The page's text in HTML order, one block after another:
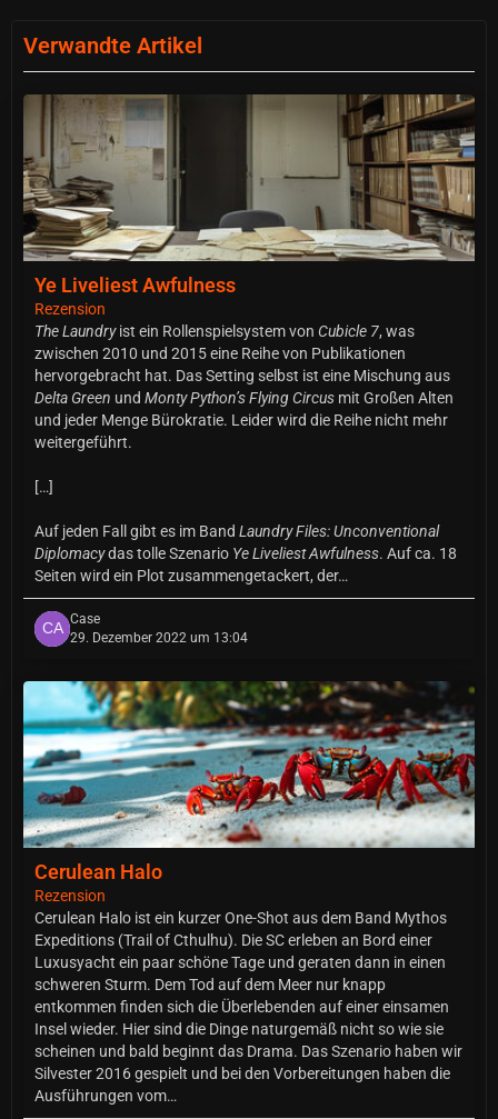
Verwandte Artikel
Ye Liveliest Awfulness
Rezension
The Laundryist ein Rollenspielsystem von Cubicle 7, was
zwischen 2010 und 2015 eine Reihe von Publikationen
hervorgebracht hat. Das Setting selbst ist eine Mischung aus
Delta Green und Monty Python’s Flying Circus mit Großen Alten
und jeder Menge Bürokratie. Leider wird die Reihe nicht mehr
weitergeführt.
[…]
Auf jeden Fall gibt es im Band Laundry Files: Unconventional
Diplomacydas tolle Szenario Ye Liveliest Awfulness. Auf ca. 18
Seiten wird ein Plot zusammengetackert, der…
Case
29. Dezember 2022 um 13:04
Cerulean Halo
Rezension
Cerulean Halo ist ein kurzer One-Shot aus dem Band Mythos
Expeditions (Trail of Cthulhu). Die SC erleben an Bord einer
Luxusyacht ein paar schöne Tage und geraten dann in einen
schweren Sturm. Dem Tod auf dem Meer nur knapp
entkommen finden sich die Überlebenden auf einer einsamen
Insel wieder. Hier sind die Dinge naturgemäß nicht so wie sie
scheinen und bald beginnt das Drama. Das Szenario haben wir
Silvester 2016 gespielt und bei den Vorbereitungen haben die
Ausführungen vom…